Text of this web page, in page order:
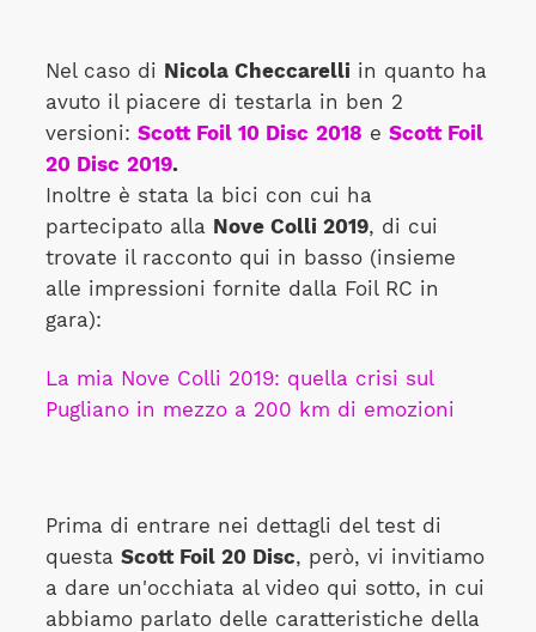
Nel caso di Nicola Checcarelliin quanto ha
avuto il piacere di testarla in ben 2
versioni: Scott Foil 10 Disc 2018 e Scott Foil
20 Disc 2019.
Inoltre è stata la bici con cui ha
partecipato alla Nove Colli 2019, di cui
trovate il racconto qui in basso (insieme
alle impressioni fornite dalla Foil RC in
gara):
La mia Nove Colli 2019: quella crisi sul
Pugliano in mezzo a 200 km di emozioni
Prima di entrare nei dettagli del test di
questa Scott Foil 20 Disc, però, vi invitiamo
a dare un'occhiata al video qui sotto, in cui
abbiamo parlato delle caratteristiche della